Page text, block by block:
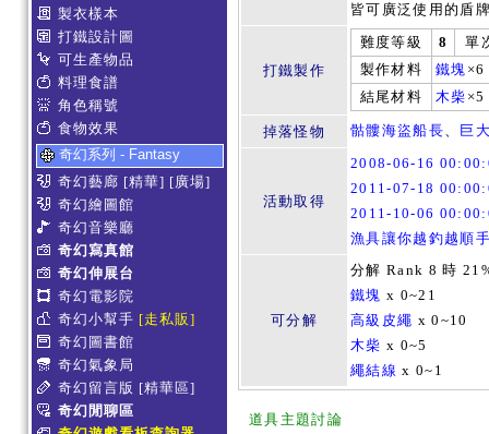
製衣樣本
打鐵設計圖
可生產物品
料理食譜
角色稱號
食物效果
奇幻系列 - Fantasy
奇幻藝廊 [精華] [廣場]
奇幻繪圖館
奇幻音樂廳
奇幻寫真館
奇幻伸展台
奇幻電影院
奇幻小幫手 [走私販]
奇幻圖書館
奇幻氣象局
奇幻留言版 [精華區]
奇幻閒聊區
皆可廣泛使用的盾
打鐵製作
難度等級 8
單
製作材料
鐵塊 ×6
結尾材料
木柴 ×5
掉落怪物 骷髏海盜船長、 巨
活動取得
2008-06-16
2011-07-18
2011-10-06
漁具讓你越釣越順
可分解
分解 Rank 8 時
鐵塊 x 0~21
高級皮繩 x 0~10
木柴 x 0~5
繩結線 x 0~1
道具主題討論